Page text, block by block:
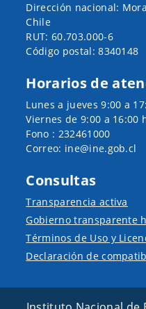
Dirección nacional:
Chile
RUT: 60.703.000-6
Código postal: 8340148
Horarios de
Lunes a jueves 9:00 a
Viernes de 9:00 a 16:00
Fono : 232461000
Correo: ine@ine.gob.cl
Consultas
Transparencia activa
Gobierno transparente
Términos de Uso y
Declaración de